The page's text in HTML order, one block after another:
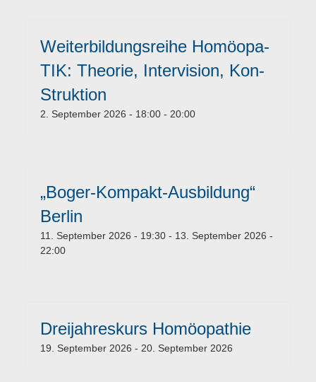
Weiterbildungsreihe Homöopa-
TIK: Theorie, Intervision, Kon-
Struktion
2. September 2026 - 18:00- 20:00
„Boger-Kompakt-Ausbildung“
Berlin
11. September 2026 - 19:30- 13. September 2026 -
22:00
Dreijahreskurs Homöopathie
19. September 2026 - 20. September 2026